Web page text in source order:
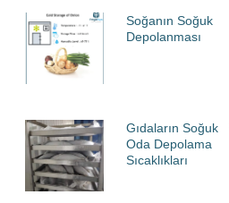
Soğanın Soğuk
Depolanması
Gıdaların Soğuk
Oda Depolama
Sıcaklıkları